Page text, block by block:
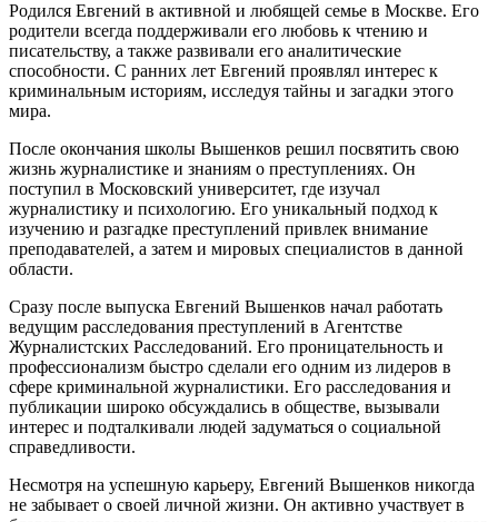
Родился Евгений в активной и любящей семье в Москве. Его
родители всегда поддерживали его любовь к чтению и
писательству, а также развивали его аналитические
способности. С ранних лет Евгений проявлял интерес к
криминальным историям, исследуя тайны и загадки этого
мира.
После окончания школы Вышенков решил посвятить свою
жизнь журналистике и знаниям о преступлениях. Он
поступил в Московский университет, где изучал
журналистику и психологию. Его уникальный подход к
изучению и разгадке преступлений привлек внимание
преподавателей, а затем и мировых специалистов в данной
области.
Сразу после выпуска Евгений Вышенков начал работать
ведущим расследования преступлений в Агентстве
Журналистских Расследований. Его проницательность и
профессионализм быстро сделали его одним из лидеров в
сфере криминальной журналистики. Его расследования и
публикации широко обсуждались в обществе, вызывали
интерес и подталкивали людей задуматься о социальной
справедливости.
Несмотря на успешную карьеру, Евгений Вышенков никогда
не забывает о своей личной жизни. Он активно участвует в